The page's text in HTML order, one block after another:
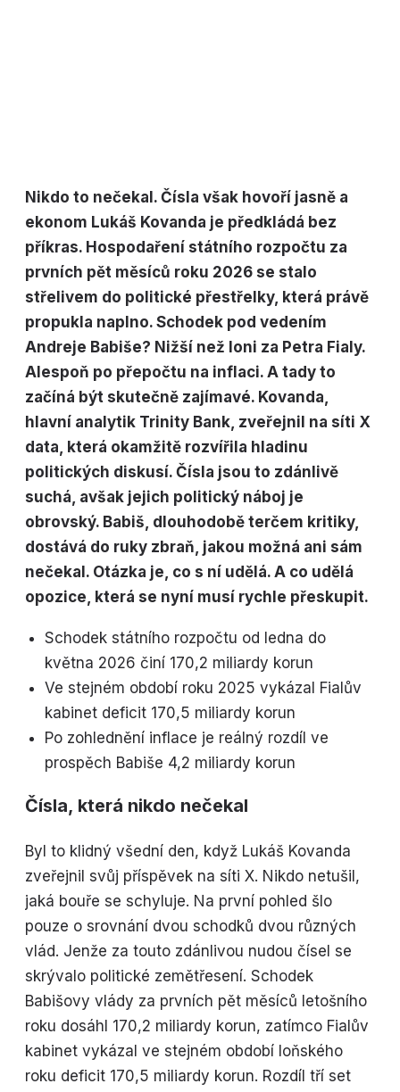
Nikdo to nečekal. Čísla však hovoří jasně a
ekonom Lukáš Kovanda je předkládá bez
příkras. Hospodaření státního rozpočtu za
prvních pět měsíců roku 2026 se stalo
střelivem do politické přestřelky, která právě
propukla naplno. Schodek pod vedením
Andreje Babiše? Nižší než loni za Petra Fialy.
Alespoň po přepočtu na inflaci. A tady to
začíná být skutečně zajímavé. Kovanda,
hlavní analytik Trinity Bank, zveřejnil na síti X
data, která okamžitě rozvířila hladinu
politických diskusí. Čísla jsou to zdánlivě
suchá, avšak jejich politický náboj je
obrovský. Babiš, dlouhodobě terčem kritiky,
dostává do ruky zbraň, jakou možná ani sám
nečekal. Otázka je, co s ní udělá. A co udělá
opozice, která se nyní musí rychle přeskupit.
Schodek státního rozpočtu od ledna do
května 2026 činí 170,2 miliardy korun
Ve stejném období roku 2025 vykázal Fialův
kabinet deficit 170,5 miliardy korun
Po zohlednění inflace je reálný rozdíl ve
prospěch Babiše 4,2 miliardy korun
Čísla, která nikdo nečekal
Byl to klidný všední den, když Lukáš Kovanda
zveřejnil svůj příspěvek na síti X. Nikdo netušil,
jaká bouře se schyluje. Na první pohled šlo
pouze o srovnání dvou schodků dvou různých
vlád. Jenže za touto zdánlivou nudou čísel se
skrývalo politické zemětřesení. Schodek
Babišovy vlády za prvních pět měsíců letošního
roku dosáhl 170,2 miliardy korun, zatímco Fialův
kabinet vykázal ve stejném období loňského
roku deficit 170,5 miliardy korun. Rozdíl tří set